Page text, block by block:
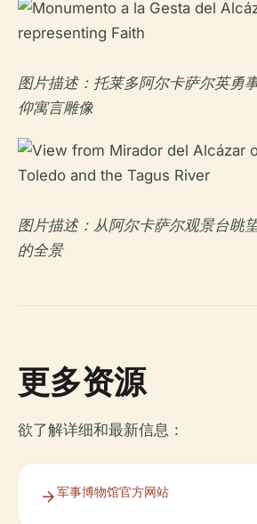
图片描述：托莱多阿尔卡萨尔英勇
仰寓言雕像
图片描述：从阿尔卡萨尔观景台眺
的全景
更多资源
欲了解详细和最新信息：
军事博物馆官方网站